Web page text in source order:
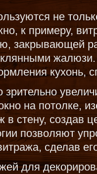
не
к примеру,
закрывающей
кухонь,
на потолке,
в стену, создав
позволяют
сделав
для